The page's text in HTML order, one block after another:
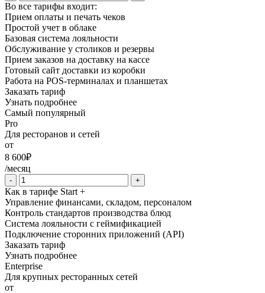
Во все тарифы входит:
Прием оплаты и печать чеков
Простой учет в облаке
Базовая система лояльности
Обслуживание у столиков и резервы
Прием заказов на доставку на кассе
Готовый сайт доставки из коробки
Работа на POS-терминалах и планшетах
Заказать тариф
Узнать подробнее
Самый популярный
Pro
Для ресторанов и сетей
от
8 600₽
/месяц
- +
Как в тарифе Start +
Управление финансами, складом, персоналом
Контроль стандартов производства блюд
Система лояльности с геймификацией
Подключение сторонних приложений (API)
Заказать тариф
Узнать подробнее
Enterprise
Для крупных ресторанных сетей
от